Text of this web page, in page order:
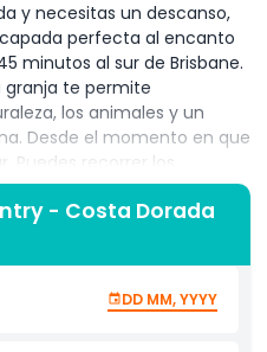
y necesitas un descanso,
perfecta al encanto
minutos al sur de Brisbane.
granja te permite
los animales y un
Desde el momento en que
Puedes recorrer los
de granja y acercarte
icónicos de Australia.
de indias y saluda a
La guardería de animales es
la alimentación
lechones y terneros.
- Costa Dorada
DD MM, YYYY